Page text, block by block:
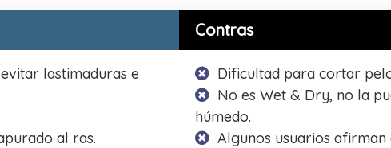
lastimaduras e
al ras.
Contras
Dificultad para cortar
No es Wet & Dry, no la
húmedo.
Algunos usuarios